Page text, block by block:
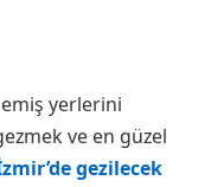
yerlerini
ve en güzel
gezilecek